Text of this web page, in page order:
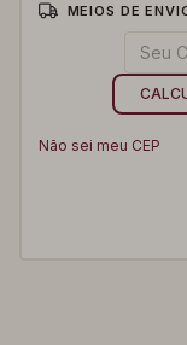
MEIOS DE
Não sei meu CEP